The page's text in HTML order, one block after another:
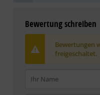
Bewertung schreiben
Bewertungen
freigeschaltet.